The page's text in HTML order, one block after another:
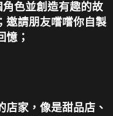
色並創造有趣的故
邀請朋友嚐嚐你自製
憶；
家，像是甜品店、